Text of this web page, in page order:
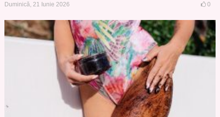
Duminică, 21 Iunie 2026 0